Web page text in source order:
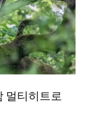
멀티히트로